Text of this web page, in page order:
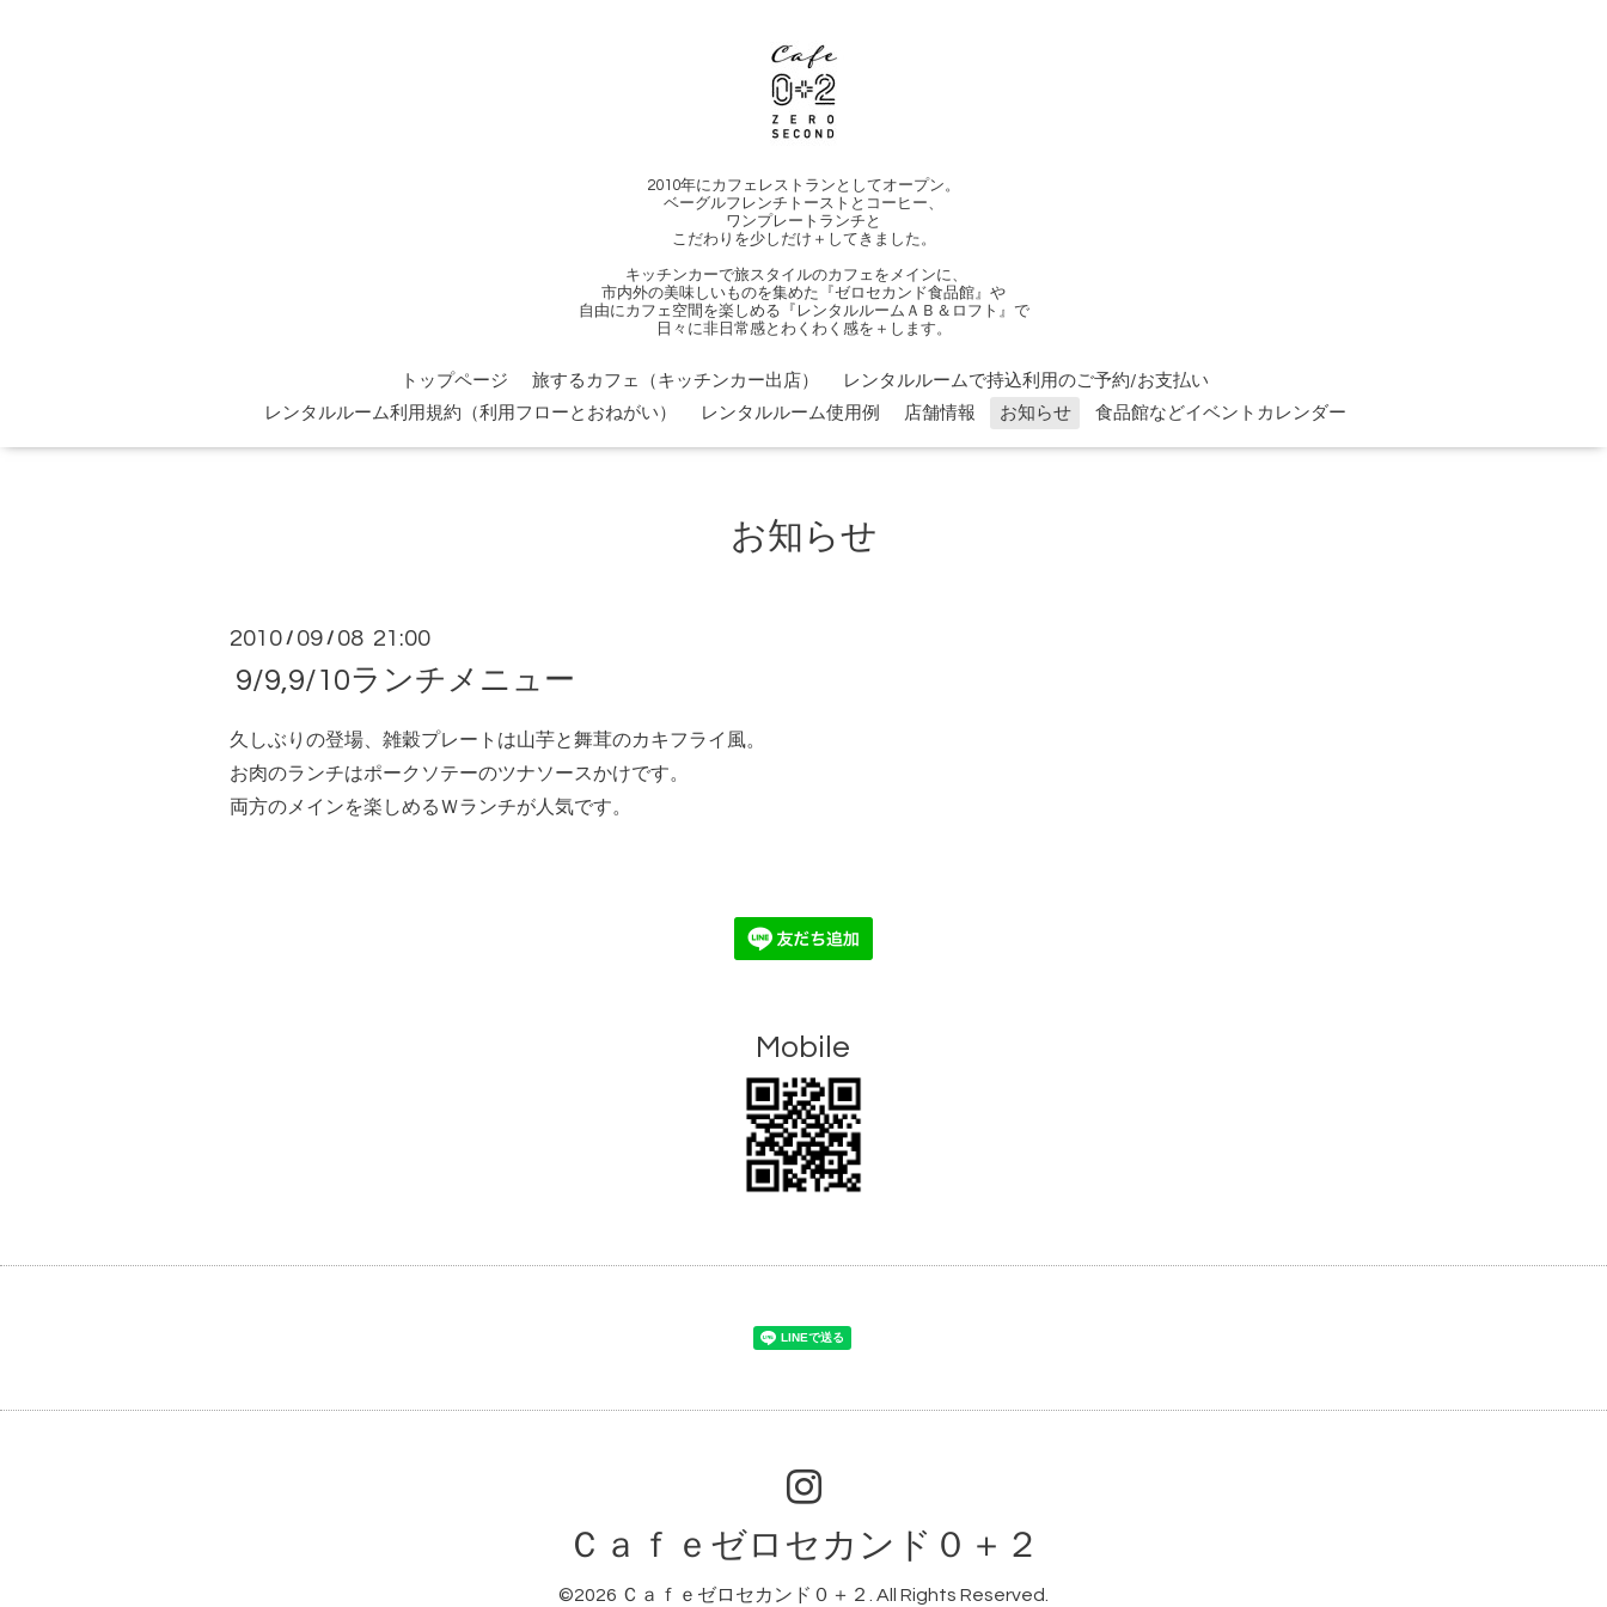
2010年にカフェレストランとしてオープン。
ベーグルフレンチトーストとコーヒー、
ワンプレートランチと
こだわりを少しだけ＋してきました。
キッチンカーで旅スタイルのカフェをメインに、
市内外の美味しいものを集めた『ゼロセカンド食品館』や
自由にカフェ空間を楽しめる『レンタルルームＡＢ＆ロフト』で
日々に非日常感とわくわく感を＋します。
トップページ 旅するカフェ（キッチンカー出店）
レンタルルームで持込利用のご予約/お支払い
レンタルルーム利用規約（利用フローとおねがい）
レンタルルーム使用例 店舗情報 お知らせ 食品館などイベントカレンダー
お知らせ
2010 / 09 / 08 21:00
9/9,9/10ランチメニュー
久しぶりの登場、雑穀プレートは山芋と舞茸のカキフライ風。
お肉のランチはポークソテーのツナソースかけです。
両方のメインを楽しめるＷランチが人気です。
Mobile
Ｃａｆｅゼロセカンド０＋２
©2026 Ｃａｆｅゼロセカンド０＋２ . All Rights Reserved.